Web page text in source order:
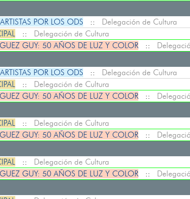
POR LOS ODS :: Delegación de Cultura
:: Delegación de Cultura
GUY: 50 AÑOS DE LUZ Y COLOR::
POR LOS ODS :: Delegación de Cultura
:: Delegación de Cultura
GUY: 50 AÑOS DE LUZ Y COLOR::
:: Delegación de Cultura
GUY: 50 AÑOS DE LUZ Y COLOR::
:: Delegación de Cultura
GUY: 50 AÑOS DE LUZ Y COLOR::